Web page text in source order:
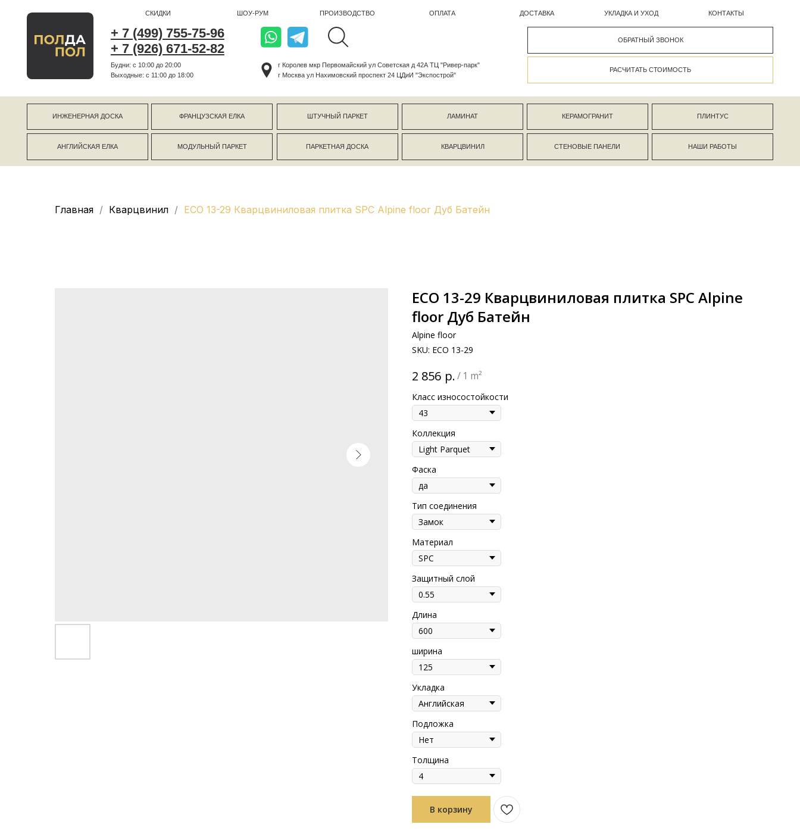
+ 7 (499) 755-75-96
+ 7 (926) 671-52-82
СКИДКИ ШОУ-РУМ ПРОИЗВОДСТВО КОНТАКТЫ
УКЛАДКА И УХОД
Будни: с 10:00 до 20:00
Выходные: c 11:00 до 18:00
г Москва ул Нахимовский проспект 24 ЦДиИ "Экспострой"
ИНЖЕНЕРНАЯ ДОСКА
АНГЛИЙСКАЯ ЕЛКА
ФРАНЦУЗСКАЯ ЕЛКА
ПАРКЕТНАЯ ДОСКА
МОДУЛЬНЫЙ ПАРКЕТ
ШТУЧНЫЙ ПАРКЕТ
КВАРЦВИНИЛ
КЕРАМОГРАНИТ
СТЕНОВЫЕ ПАНЕЛИ
ЛАМИНАТ
НАШИ РАБОТЫ
ПЛИНТУС
Главная Кварцвинил ECO 13-29 Кварцвиниловая плитка SPC Alpine floor Дуб Батейн
ECO 13-29 Кварцвиниловая плитка SPC Alpine
floor Дуб Батейн
Alpine floor
SKU: ECO 13-29
2 856 р./ 1 m²
Класс износостойкости
Коллекция
Фаска
Тип соединения
Материал
Защитный слой
Длина
ширина
Укладка
Подложка
Толщина
В корзину